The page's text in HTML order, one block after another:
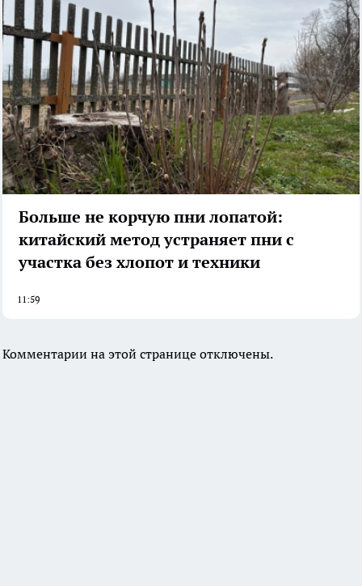
Больше не корчую пни лопатой:
китайский метод устраняет пни с
участка без хлопот и техники
11:59
Комментарии на этой странице отключены.